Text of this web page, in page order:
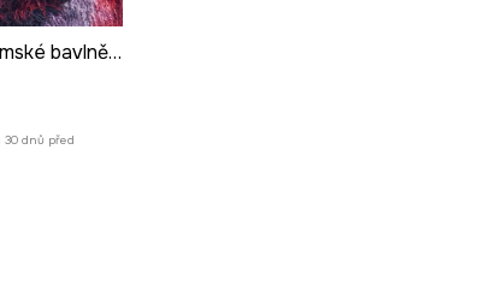
Oversize tričko dámské bavlněné z kolekce Kit Mizeres x Medicine
dnů před